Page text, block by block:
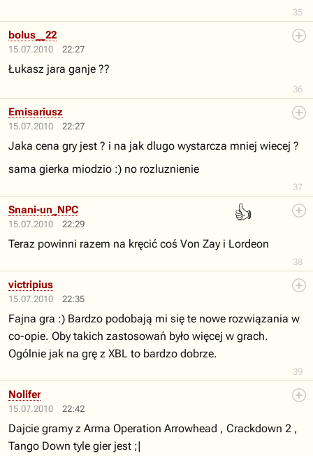
35
15.07.2010 22:27
36
bolus__22
Łukasz jara ganje ??
15.07.2010 22:27
37
Emisariusz
Jaka cena gry jest ? i na jak dlugo wystarcza mniej wiecej ?
sama gierka miodzio :) no rozluznienie
15.07.2010 22:29
👍
38
Snani-un_NPC
Teraz powinni razem na kręcić coś Von Zay i Lordeon
15.07.2010 22:35
39
victripius
Fajna gra :) Bardzo podobają mi się te nowe rozwiązania w
co-opie. Oby takich zastosowań było więcej w grach.
Ogólnie jak na grę z XBL to bardzo dobrze.
15.07.2010 22:42
Nolifer
Dajcie gramy z Arma Operation Arrowhead , Crackdown 2 ,
Tango Down tyle gier jest ;|